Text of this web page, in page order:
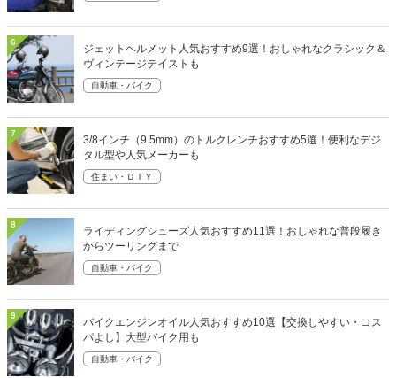
6
ジェットヘルメット人気おすすめ9選！おしゃれなクラシック＆
ヴィンテージテイストも
自動車・バイク
7
3/8インチ（9.5mm）のトルクレンチおすすめ5選！便利なデジ
タル型や人気メーカーも
住まい・ＤＩＹ
8
ライディングシューズ人気おすすめ11選！おしゃれな普段履き
からツーリングまで
自動車・バイク
9
バイクエンジンオイル人気おすすめ10選【交換しやすい・コス
パよし】大型バイク用も
自動車・バイク